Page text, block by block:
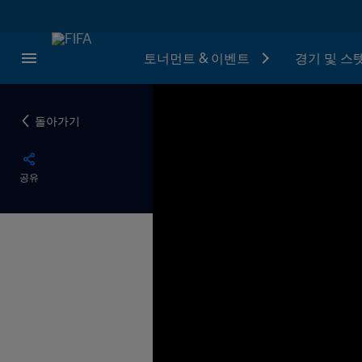
토너먼트 & 이벤트 경기 및 스
돌아가기
공유